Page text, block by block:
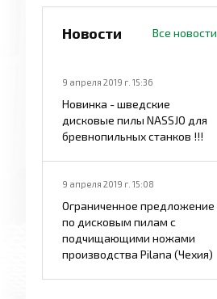
Новости Все новости
9 апреля 2019 г. 15:36
Новинка - шведские
дисковые пилы NASSJO для
бревнопильных станков !!!
9 апреля 2019 г. 15:08
Ограниченное предложение
по дисковым пилам с
подчищающими ножами
производства Pilana (Чехия)